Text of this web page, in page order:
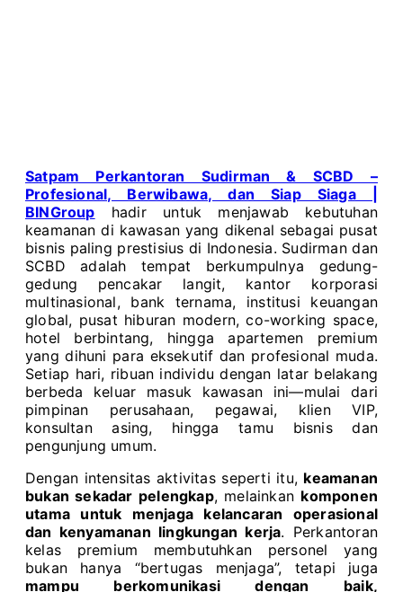
Satpam Perkantoran Sudirman & SCBD –
Profesional, Berwibawa, dan Siap Siaga |
BINGroup hadir untuk menjawab kebutuhan
keamanan di kawasan yang dikenal sebagai pusat
bisnis paling prestisius di Indonesia. Sudirman dan
SCBD adalah tempat berkumpulnya gedung-
gedung pencakar langit, kantor korporasi
multinasional, bank ternama, institusi keuangan
global, pusat hiburan modern, co-working space,
hotel berbintang, hingga apartemen premium
yang dihuni para eksekutif dan profesional muda.
Setiap hari, ribuan individu dengan latar belakang
berbeda keluar masuk kawasan ini—mulai dari
pimpinan perusahaan, pegawai, klien VIP,
konsultan asing, hingga tamu bisnis dan
pengunjung umum.
Dengan intensitas aktivitas seperti itu, keamanan
bukan sekadar pelengkap, melainkan komponen
utama untuk menjaga kelancaran operasional
dan kenyamanan lingkungan kerja. Perkantoran
kelas premium membutuhkan personel yang
bukan hanya “bertugas menjaga”, tetapi juga
mampu berkomunikasi dengan baik,